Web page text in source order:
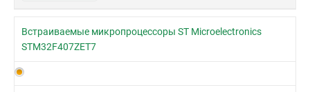
Встраиваемые микропроцессоры ST Microelectronics
STM32F407ZET7